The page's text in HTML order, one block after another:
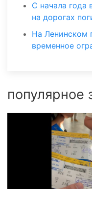
С начала года
на дорогах
На Ленинском
временное
популярное